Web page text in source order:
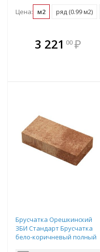
Цена: м2 ряд (0.99 м2)
3 221 00 ₽
В комплекте
всегда
Брусчатка Орешкинский
ЗБИ Стандарт Брусчатка
бело-коричневый полный